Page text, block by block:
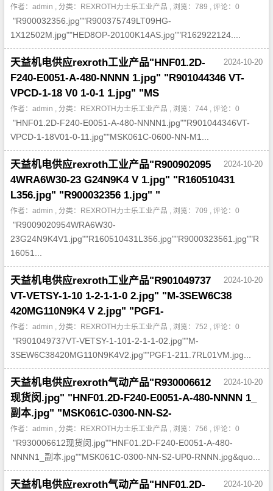
作者：admin , 分类： REXROTH力士乐工业产品 , 浏览：789 , 评论：0
"R900032356.jpg""R900375749LT09HG-
1X12502M.jpg""HED8OP-20100K14AS.jpg""R162922124....
2024-10-20
天益机电供应rexroth工业产品"HNF01.2D-
F240-E0051-A-480-NNNN 1.jpg" "R901044346 VT-
VPCD-1-18 V0 1-0-1 1.jpg" "MS
作者：admin , 分类： REXROTH力士乐工业产品 , 浏览：744 , 评论：0
"HNF01.2D-F240-E0051-A-480-NNNN1.jpg""R901044346VT-
VPCD-1-18V01-0-11.jpg""MSK061C-0600-NN-M1...
2024-10-20
天益机电供应rexroth工业产品"R900902095
4WRA6W30-23 G24N9K4 V 1.jpg" "R160510431
L356.jpg" "R900032356 1.jpg" "
作者：admin , 分类： REXROTH力士乐工业产品 , 浏览：709 , 评论：0
"R9009020954WRA6W30-
23G24N9K4V1.jpg""R160510431L356.jpg""R9000323561.jpg""R
16051...
2024-10-20
天益机电供应rexroth工业产品"R901049737
VT-VETSY-1-10 1-2-1-1-0 2.jpg" "M-3SEW6C38
420MG110N9K4 V 2.jpg" "PGF1-
作者：admin , 分类： REXROTH力士乐工业产品 , 浏览：752 , 评论：0
"R901049737VT-VETSY-1-101-2-1-1-02.jpg""M-
3SEW6C38420MG110N9K4V2.jpg""PGF1-211.7RL01VM.jpg...
2024-10-20
天益机电供应rexroth气动产品"R930006612
现货闵.jpg" "HNF01.2D-F240-E0051-A-480-NNNN 1_
副本.jpg" "MSK061C-0300-NN-S2-
作者：admin , 分类： REXROTH力士乐工业产品 , 浏览：756 , 评论：0
"R930006612现货闵.jpg""HNF01.2D-F240-E0051-A-480-
NNNN1_副本.jpg""MSK061C-0300-NN-S2-UP0-RNNN.jpg&quo...
2024-10-20
天益机电供应rexroth气动产品"HNF01.2D-